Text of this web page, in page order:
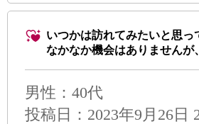
いつかは訪れてみたいと思っ
なかなか機会はありませんが
男性 ：40代
投稿日：2023年9月26日